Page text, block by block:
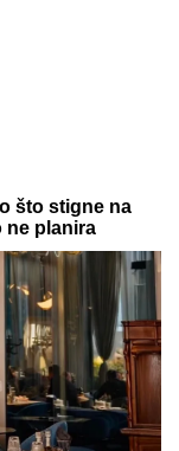
što stigne na
ne planira